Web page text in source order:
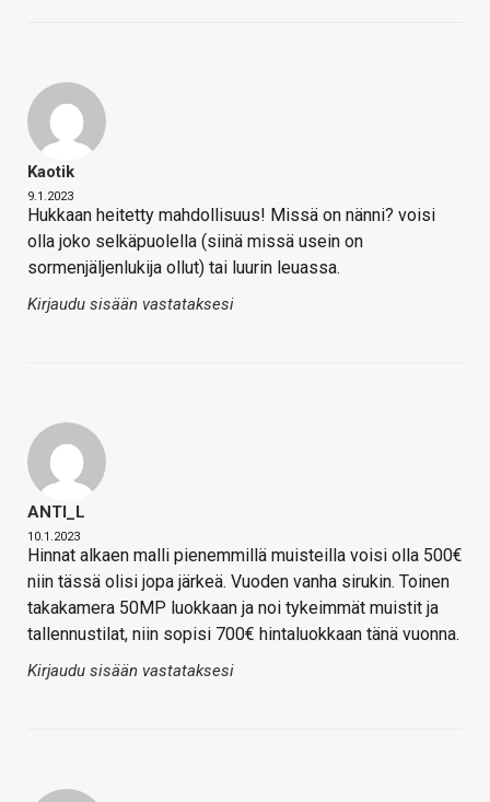
Kaotik
9.1.2023
Hukkaan heitetty mahdollisuus! Missä on nänni? voisi
olla joko selkäpuolella (siinä missä usein on
sormenjäljenlukija ollut) tai luurin leuassa.
Kirjaudu sisään vastataksesi
ANTI_L
10.1.2023
Hinnat alkaen malli pienemmillä muisteilla voisi olla 500€
niin tässä olisi jopa järkeä. Vuoden vanha sirukin. Toinen
takakamera 50MP luokkaan ja noi tykeimmät muistit ja
tallennustilat, niin sopisi 700€ hintaluokkaan tänä vuonna.
Kirjaudu sisään vastataksesi